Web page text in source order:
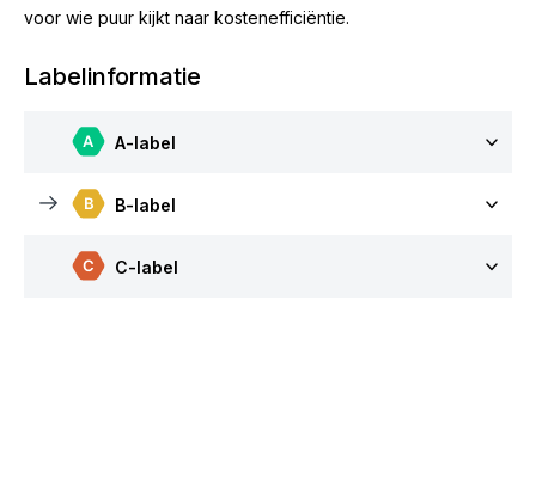
voor wie puur kijkt naar kostenefficiëntie.
Labelinformatie
A-label
B-label
C-label